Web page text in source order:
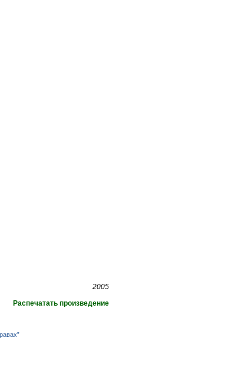
2005
Распечатать произведение